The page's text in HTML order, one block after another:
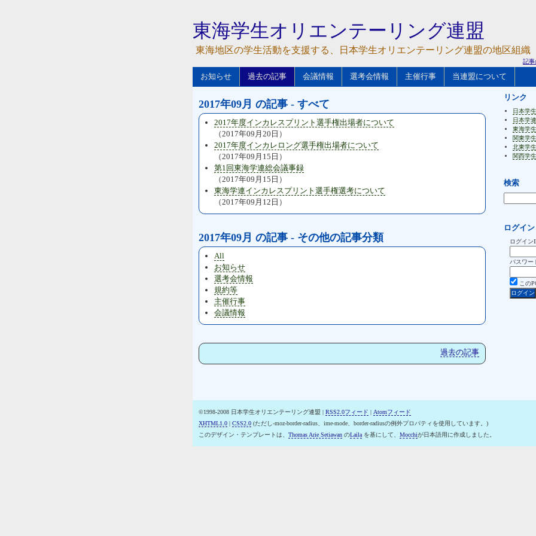
東海学生オリエンテーリング連盟
東海地区の学生活動を支援する、日本学生オリエンテーリング連盟の地区組織
記事
お知らせ 過去の記事 会議情報 選考会情報 主催行事 当連盟について
2017年09月 の記事 - すべて
2017年度インカレスプリント選手権出場者について
（2017年09月20日）
2017年度インカレロング選手権出場者について
（2017年09月15日）
第1回東海学連総会議事録
（2017年09月15日）
東海学連インカレスプリント選手権選考について
（2017年09月12日）
2017年09月 の記事 - その他の記事分類
All
お知らせ
選考会情報
規約等
主催行事
会議情報
過去の記事
リンク
日本学
日本学
東海学
関東学
北東学
関西学
検索
ログイン
ログイン
パスワー
この
©1998-2008 日本学生オリエンテーリング連盟 | RSS2.0フィード | Atomフィード
XHTML1.0 | CSS2.0 (ただし-moz-border-radius、ime-mode、border-radiusの例外プロパティを使用しています。)
このデザイン・テンプレートは、 Thomas Arie Setiawan のLaila を基にして、 Mocchiが日本語用に作成しました。